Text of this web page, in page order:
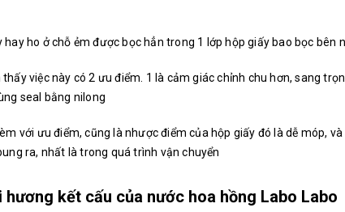
hay ho ở chỗ ẻm được bọc hẳn trong 1 lớp hộp giấy bao bọc bên
việc này có 2 ưu điểm. 1 là cảm giác chỉnh chu hơn, sang
seal bằng nilong
với ưu điểm, cũng là nhược điểm của hộp giấy đó là dễ móp,
ra, nhất là trong quá trình vận chuyển
hương kết cấu của nước hoa hồng Labo Labo